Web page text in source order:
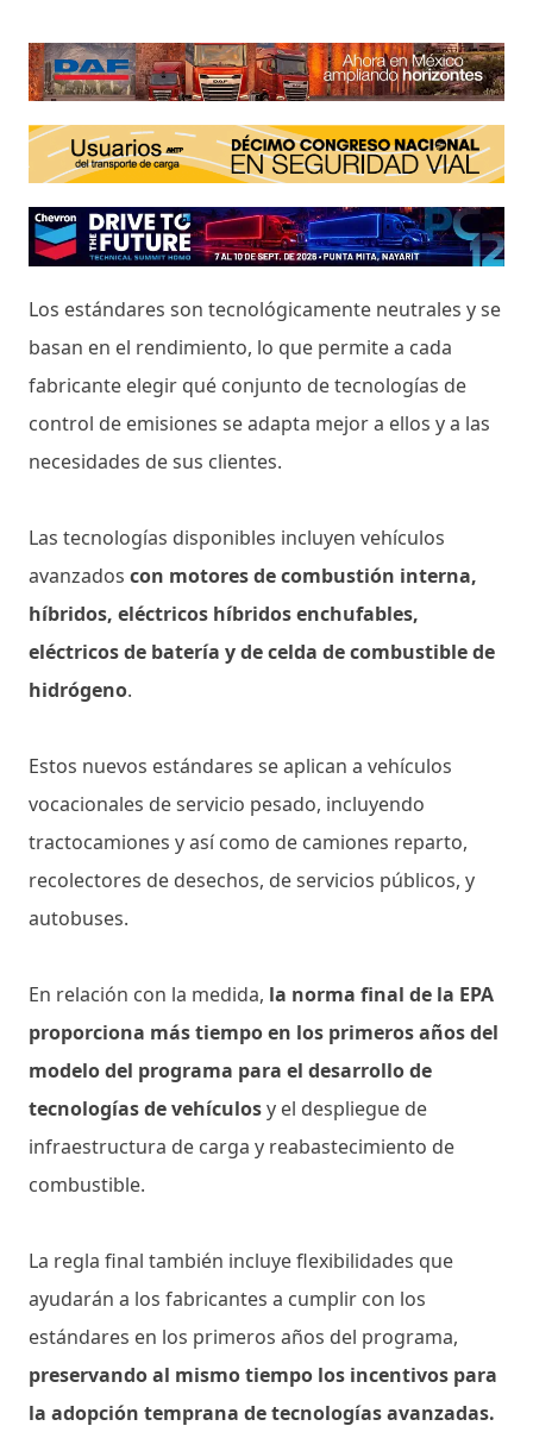
Los estándares son tecnológicamente neutrales y se
basan en el rendimiento, lo que permite a cada
fabricante elegir qué conjunto de tecnologías de
control de emisiones se adapta mejor a ellos y a las
necesidades de sus clientes.
Las tecnologías disponibles incluyen vehículos
avanzados con motores de combustión interna,
híbridos, eléctricos híbridos enchufables,
eléctricos de batería y de celda de combustible de
hidrógeno.
Estos nuevos estándares se aplican a vehículos
vocacionales de servicio pesado, incluyendo
tractocamiones y así como de camiones reparto,
recolectores de desechos, de servicios públicos, y
autobuses.
En relación con la medida, la norma final de la EPA
proporciona más tiempo en los primeros años del
modelo del programa para el desarrollo de
tecnologías de vehículosy el despliegue de
infraestructura de carga y reabastecimiento de
combustible.
La regla final también incluye flexibilidades que
ayudarán a los fabricantes a cumplir con los
estándares en los primeros años del programa,
preservando al mismo tiempo los incentivos para
la adopción temprana de tecnologías avanzadas.